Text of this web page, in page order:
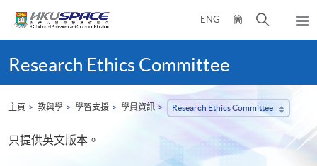
ENG 簡
開
面
彈
出
單
content
startResearch Ethics Committee
主頁 教與學 學習支援 學員資訊 Research Ethics Committee
只提供英文版本。